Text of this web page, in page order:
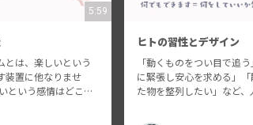
5:59
とは、楽しいという
装置に他なりませ
という感情はどこか
ヒトの習性とデザイン
「動くものをつい目で追
に緊張し安心を求める」「
た物を整列したい」など、